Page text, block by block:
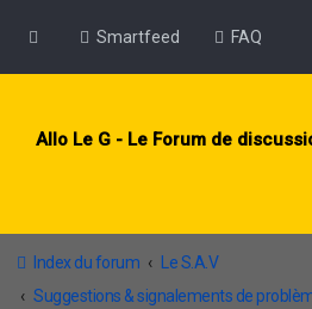
Smartfeed FAQ
Allo Le G - Le Forum de
Index du forum
Le S.A.V
Suggestions & signalements de